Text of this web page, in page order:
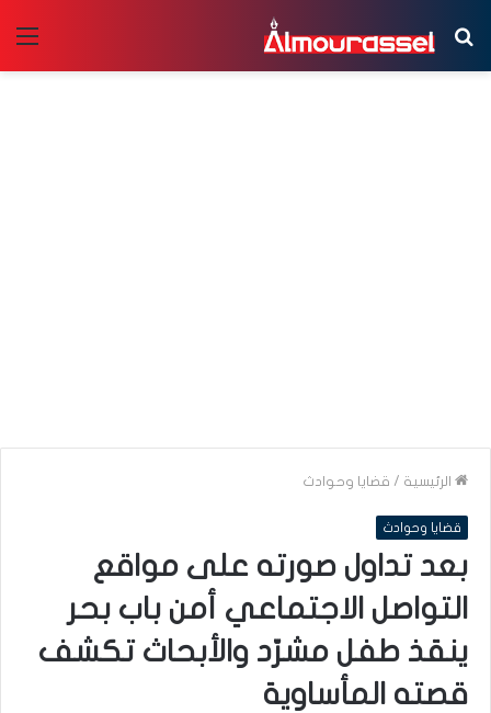
بحث
عن
الرئيسية / قضايا وحوادث
قضايا وحوادث
بعد تداول صورته على مواقع
التواصل الاجتماعي أمن باب بحر
ينقذ طفل مشرّد والأبحاث تكشف
قصته المأساوية